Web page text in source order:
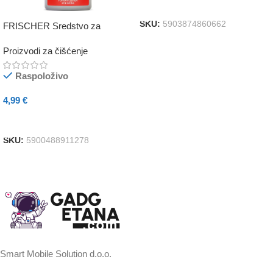
FRISCHER Sredstvo za
250ml
Proizvodi za čišćenje
Raspoloživo
4,99 €
SKU: 5900488911278
SKU: 5903874860662
Smart Mobile Solution d.o.o.